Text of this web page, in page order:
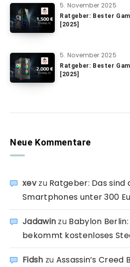
5. November 2025
Ratgeber: Bester
[2025]
5. November 2025
Ratgeber: Bester
[2025]
Neue Kommentare
xevzu Ratgeber: Das sind
Smartphones unter 300
Jadawin zu Babylon
bekommt kostenloses
Fidsh zu Assassin’s Creed